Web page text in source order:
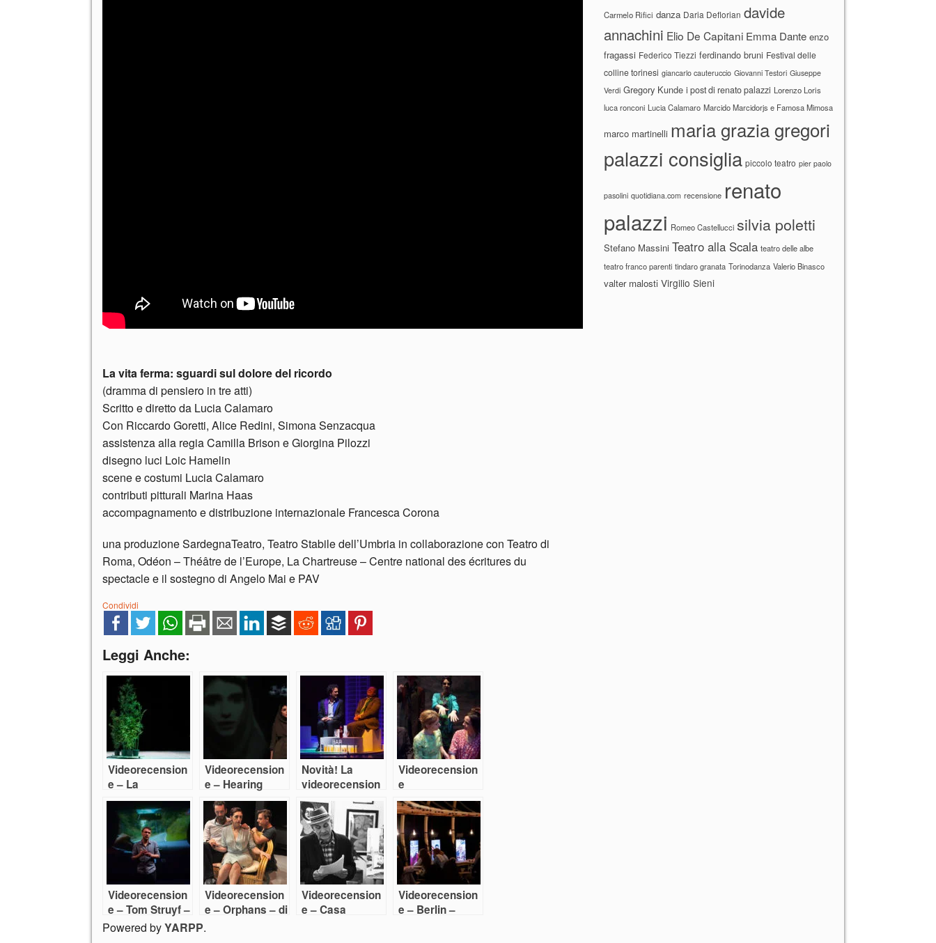
La vita ferma: sguardi sul dolore del ricordo
(dramma di pensiero in tre atti)
Scritto e diretto da Lucia Calamaro
Con Riccardo Goretti, Alice Redini, Simona Senzacqua
assistenza alla regia Camilla Brison e Giorgina Pilozzi
disegno luci Loic Hamelin
scene e costumi Lucia Calamaro
contributi pitturali Marina Haas
accompagnamento e distribuzione internazionale Francesca Corona
una produzione SardegnaTeatro, Teatro Stabile dell’Umbria in collaborazione con Teatro di
Roma, Odéon – Théâtre de l’Europe, La Chartreuse – Centre national des écritures du
spectacle e il sostegno di Angelo Mai e PAV
Condividi
Leggi Anche:
Videorecension
e – La
posibilidad que
desaparece
frente al paisaje
Videorecension
e – Hearing
Novità! La
videorecension
e di Renato
Palazzi
Videorecension
e
INTERNIscespiri
ani
Videorecension
e – Tom Struyf –
Another great
day for fishing
Videorecension
e – Orphans – di
Videorecension
e – Casa
Videorecension
e – Berlin –
Powered byYARPP.
Carmelo Rifici danza Daria Deflorian davide
annachini Elio De Capitani Emma Dante enzo
fragassi Federico Tiezzi ferdinando bruni Festival delle
colline torinesi giancarlo cauteruccio Giovanni Testori Giuseppe
Verdi Gregory Kunde i post di renato palazzi Lorenzo Loris
luca ronconi Lucia Calamaro Marcido Marcidorjs e Famosa Mimosa
marco martinelli maria grazia gregori
palazzi consiglia piccolo teatro pier paolo
pasolini quotidiana.com recensione renato
palazzi Romeo Castellucci silvia poletti
Stefano Massini Teatro alla Scala teatro delle albe
teatro franco parenti tindaro granata Torinodanza Valerio Binasco
valter malosti Virgilio Sieni